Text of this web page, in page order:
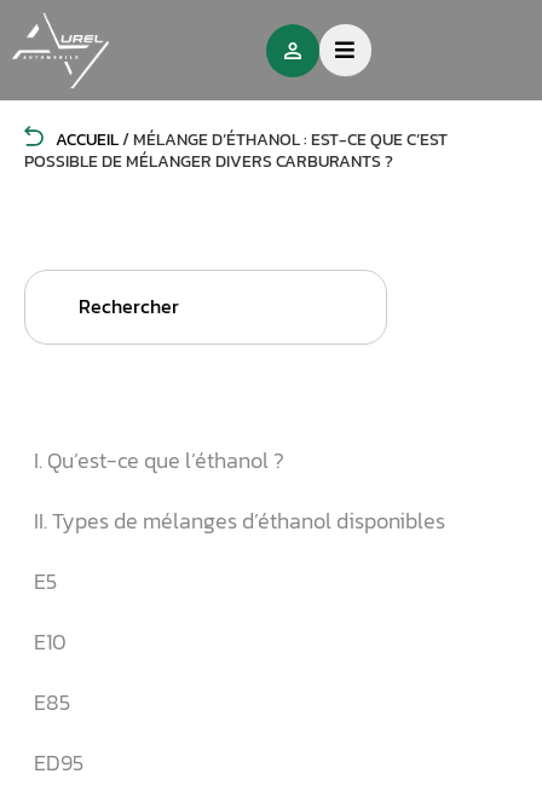
ACCUEIL/MÉLANGE D’ÉTHANOL : EST-CE QUE C’EST
POSSIBLE DE MÉLANGER DIVERS CARBURANTS ?
Search
I. Qu’est-ce que l’éthanol ?
II. Types de mélanges d’éthanol disponibles
E5
E10
E85
ED95